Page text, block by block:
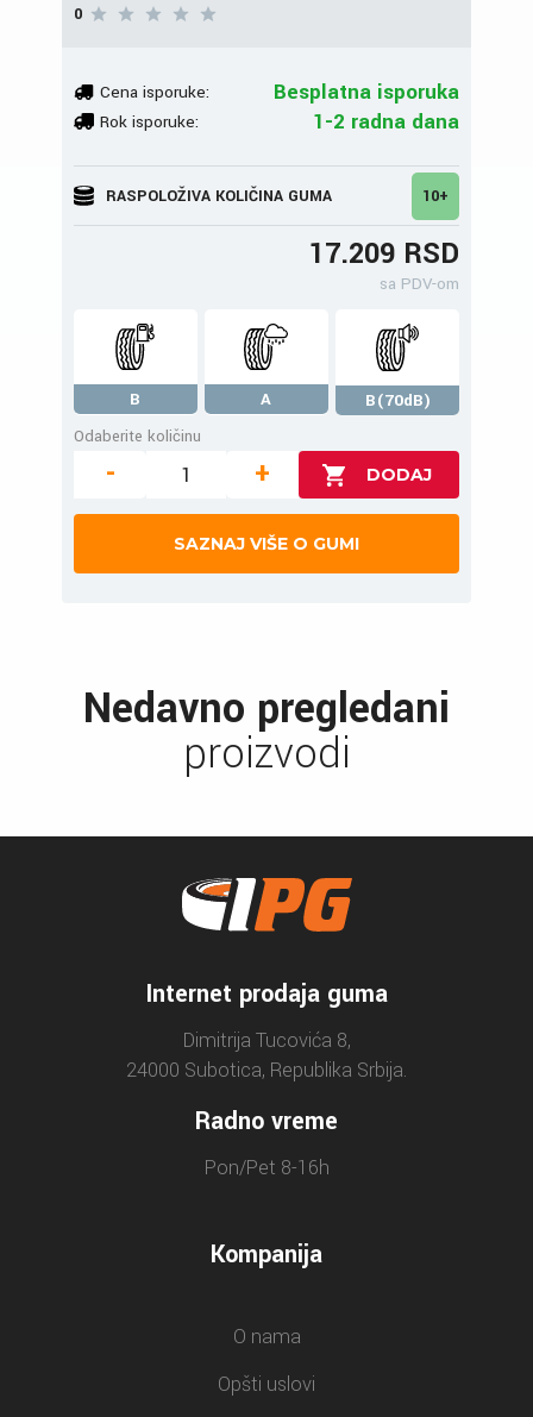
0
Cena isporuke: Besplatna isporuka
Rok isporuke: 1-2 radna dana
RASPOLOŽIVA KOLIČINA GUMA 10+
17.209 RSD
sa PDV-om
B A
B(70dB)
Odaberite količinu
- +
SAZNAJ VIŠE O GUMI
Nedavno pregledani
proizvodi
Internet prodaja guma
Dimitrija Tucovića 8,
24000 Subotica, Republika Srbija.
Radno vreme
Pon/Pet 8-16h
Kompanija
O nama
Opšti uslovi